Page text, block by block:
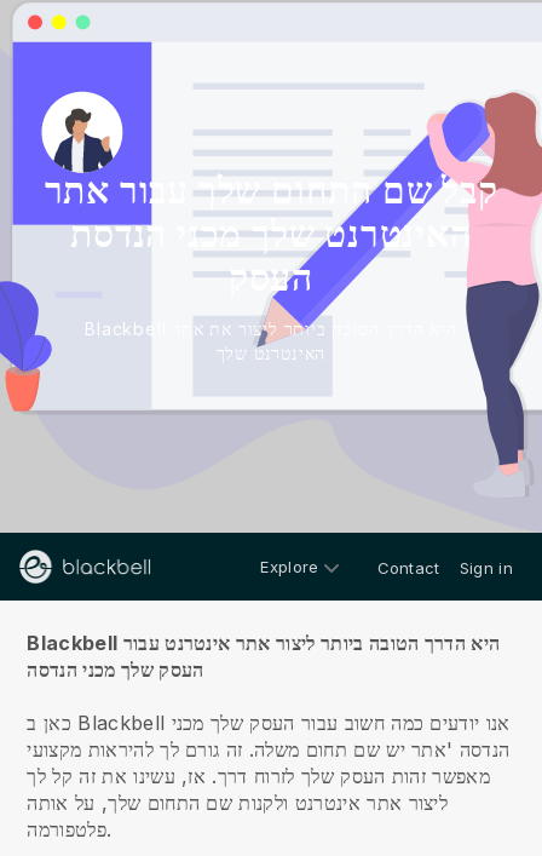
קבל שם התחום שלך עבור אתר
האינטרנט שלך מכני הנדסת
העסק
Blackbell היא הדרך הטובה ביותר ליצור את אתר
האינטרנט שלך
Explore Contact Sign in
Blackbell היא הדרך הטובה ביותר ליצור אתר אינטרנט עבור
העסק שלך מכני הנדסה
כאן ב Blackbell אנו יודעים כמה חשוב עבור העסק שלך מכני
הנדסה 'אתר יש שם תחום משלה. זה גורם לך להיראות מקצועי
מאפשר זהות העסק שלך לזרוח דרך. אז, עשינו את זה קל לך
ליצור אתר אינטרנט ולקנות שם התחום שלך, על אותה
פלטפורמה.